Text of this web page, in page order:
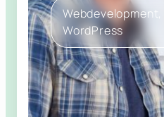
dat wereldwijd wordt
grote…
Webdevelopment,
WordPress